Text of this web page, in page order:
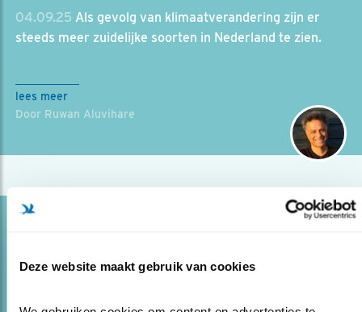
Deze website maakt gebruik van cookies
04.09.25 Als gevolg van klimaatverandering zijn er
steeds meer zuidelijke soorten in Nederland te zien.
lees meer
Door Ruwan Aluvihare
Mei leverde geen topfoto’s, maar Ruwan